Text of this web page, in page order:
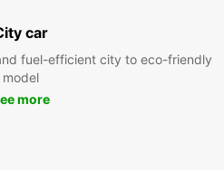
car
fuel-efficient city to eco-friendly
model
more